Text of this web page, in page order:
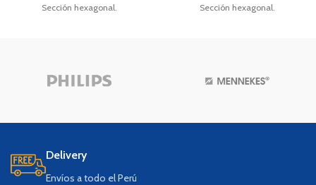
Sección hexagonal.
Sección hexagonal.
Delivery
Envíos a todo el Perú